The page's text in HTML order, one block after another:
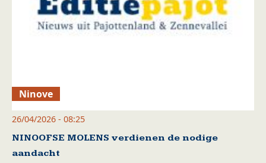
Ninove
26/04/2026 - 08:25
NINOOFSE MOLENS verdienen de nodige
aandacht